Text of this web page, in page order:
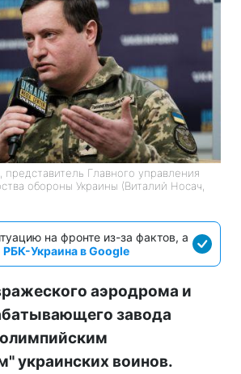
Главного управления
обороны Украины (Виталий Носач,
на фронте из-за фактов, а
РБК-Украина в Google
аэродрома и
завода
украинских воинов.